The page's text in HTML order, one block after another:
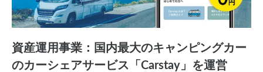
資産運用事業：国内最大のキャンピングカー
のカーシェアサービス「Carstay」を運営